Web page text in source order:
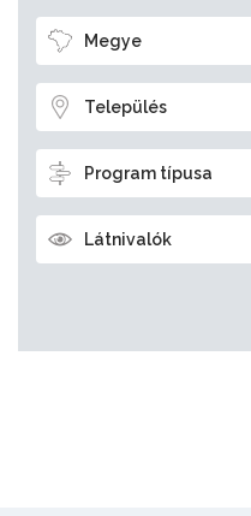
Megye
Település
Program típusa
Látnivalók